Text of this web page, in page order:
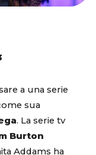
a una serie
sua
. La serie tv
Burton
Addams ha